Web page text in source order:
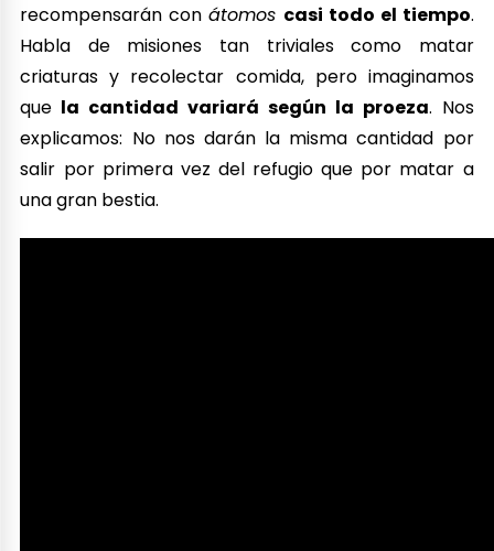
recompensarán conátomos casi todo el tiempo.
Habla de misiones tan triviales como matar
criaturas y recolectar comida, pero imaginamos
que la cantidad variará según la proeza. Nos
explicamos: No nos darán la misma cantidad por
salir por primera vez del refugio que por matar a
una gran bestia.